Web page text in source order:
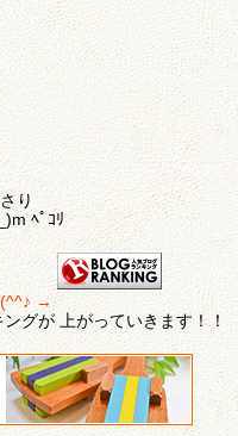
り
ﾍﾟｺﾘ
(^^♪ →
グが 上がっていきます！！